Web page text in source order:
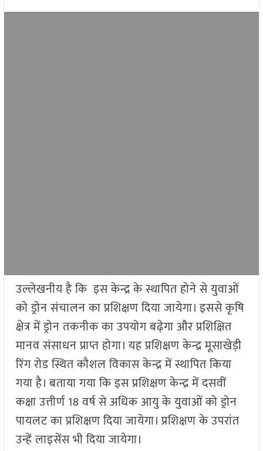
उल्लेखनीय है कि इस केन्द्र के स्थापित होने से युवाओं
को ड्रोन संचालन का प्रशिक्षण दिया जायेगा। इससे कृषि
क्षेत्र में ड्रोन तकनीक का उपयोग बढ़ेगा और प्रशिक्षित
मानव संसाधन प्राप्त होगा। यह प्रशिक्षण केन्द्र मूसाखेड़ी
‍रिंग रोड स्थित कौशल विकास केन्द्र में स्थापित किया
गया है। बताया गया कि इस प्रशिक्षण केन्द्र में दसवीं
कक्षा उत्तीर्ण 18 वर्ष से अधिक आयु के युवाओं को ड्रोन
पायलट का प्रशिक्षण दिया जायेगा। प्रशिक्षण के उपरांत
उन्हें लाइसेंस भी दिया जायेगा।